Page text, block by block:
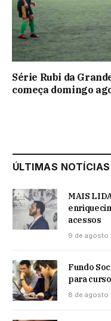
Série Rubi da
começa domingo
ÚLTIMAS NOTÍCIAS
MAIS
acessos
9 de agosto
Fundo
para
8 de agosto